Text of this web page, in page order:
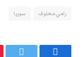
رامي مخلوف سوريا